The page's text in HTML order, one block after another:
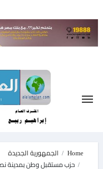
to
content
Home
الجمهورية الجديدة
حزب مستقبل وطن بمدينة